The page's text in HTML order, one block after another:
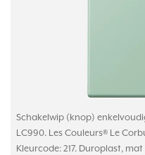
Schakelwip (knop)
LC990. Les Couleurs® Le
Kleurcode: 217. Duroplast,